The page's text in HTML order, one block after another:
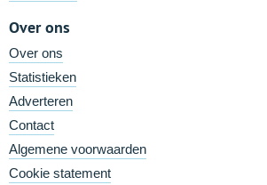
Over ons
Over ons
Statistieken
Adverteren
Contact
Algemene voorwaarden
Cookie statement